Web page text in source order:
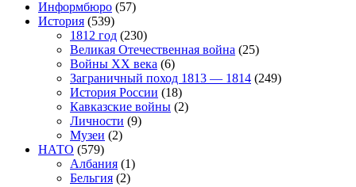
Информбюро (57)
История (539)
1812 год (230)
Великая Отечественная война (25)
Войны XX века (6)
Заграничный поход 1813 — 1814 (249)
История России (18)
Кавказские войны (2)
Личности (9)
Музеи (2)
НАТО (579)
Албания (1)
Бельгия (2)